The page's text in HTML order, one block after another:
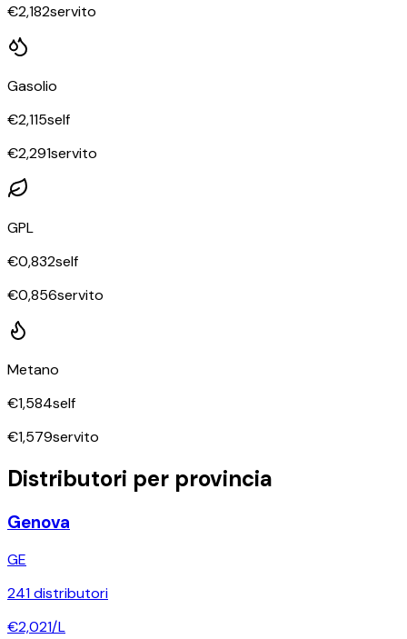
€2,182servito
Gasolio
€2,115self
€2,291servito
GPL
€0,832self
€0,856servito
Metano
€1,584self
€1,579servito
Distributori per provincia
Genova
GE
241distributori
€2,021/L